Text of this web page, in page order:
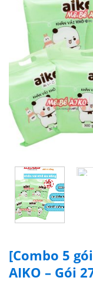
[Combo 5
AIKO – Gói